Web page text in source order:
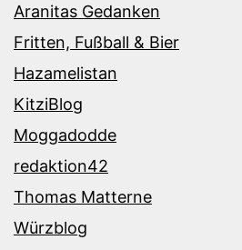
Aranitas Gedanken
Fritten, Fußball & Bier
Hazamelistan
KitziBlog
Moggadodde
redaktion42
Thomas Matterne
Würzblog